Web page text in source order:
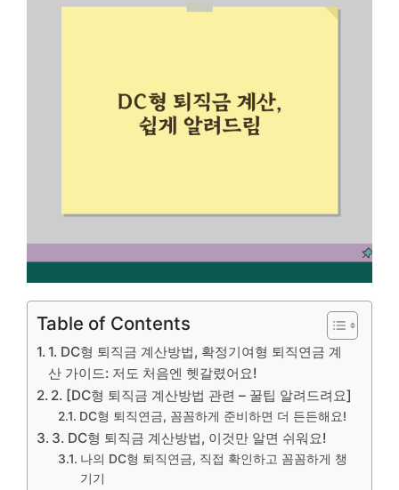
Table of Contents
1. DC형 퇴직금 계산방법, 확정기여형 퇴직연금 계
산 가이드: 저도 처음엔 헷갈렸어요!
2. [DC형 퇴직금 계산방법 관련 – 꿀팁 알려드려요]
DC형 퇴직연금, 꼼꼼하게 준비하면 더 든든해요!
3. DC형 퇴직금 계산방법, 이것만 알면 쉬워요!
나의 DC형 퇴직연금, 직접 확인하고 꼼꼼하게 챙
기기